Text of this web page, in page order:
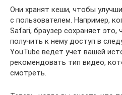
Они хранят кеши, чтобы
с пользователем. Например,
Safari, браузер сохраняет
получить к нему доступ в
YouTube ведет учет вашей
рекомендовать тип видео,
смотреть.